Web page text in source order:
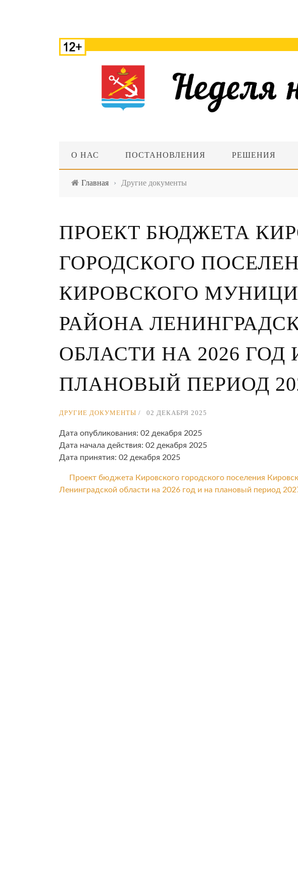
О НАС ПОСТАНОВЛЕНИЯ РЕШЕНИЯ
Главная › Другие документы
ПРОЕКТ БЮДЖЕТА
ГОРОДСКОГО
КИРОВСКОГО
РАЙОНА
ОБЛАСТИ НА 2026 ГОД
ПЛАНОВЫЙ ПЕРИОД
ДРУГИЕ ДОКУМЕНТЫ 02 ДЕКАБРЯ 2025
Дата опубликования: 02 декабря 2025
Дата начала действия: 02 декабря 2025
Дата принятия: 02 декабря 2025
Проект бюджета Кировского городского поселения
Ленинградской области на 2026 год и на плановый период